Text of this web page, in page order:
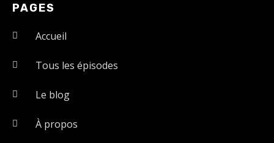
PAGES
Accueil
Tous les épisodes
Le blog
À propos